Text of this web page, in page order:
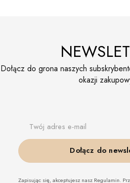
Dołącz do grona naszych
okazji
Twój adres e-mail
Dołącz do
Zapisując się, akceptujesz nasz Regulamin.